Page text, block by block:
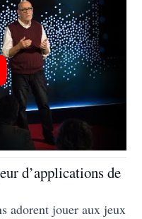
d’applications de
adorent jouer aux jeux